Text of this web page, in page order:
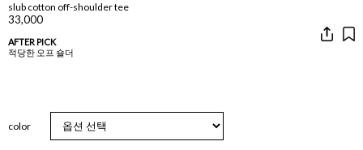
slub cotton off-shoulder tee
33,000
AFTER PICK
적당한 오프 숄더
color